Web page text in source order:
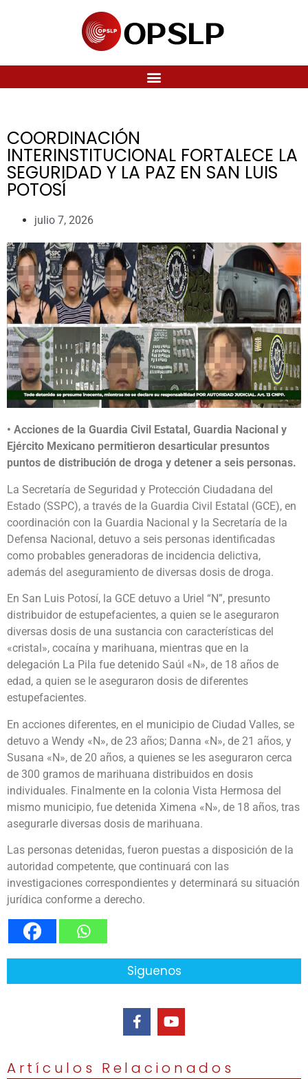
COORDINACIÓN
INTERINSTITUCIONAL FORTALECE LA
SEGURIDAD Y LA PAZ EN SAN LUIS
POTOSÍ
julio 7, 2026
• Acciones de la Guardia Civil Estatal, Guardia Nacional y
Ejército Mexicano permitieron desarticular presuntos
puntos de distribución de droga y detener a seis personas.
La Secretaría de Seguridad y Protección Ciudadana del
Estado (SSPC), a través de la Guardia Civil Estatal (GCE), en
coordinación con la Guardia Nacional y la Secretaría de la
Defensa Nacional, detuvo a seis personas identificadas
como probables generadoras de incidencia delictiva,
además del aseguramiento de diversas dosis de droga.
En San Luis Potosí, la GCE detuvo a Uriel “N”, presunto
distribuidor de estupefacientes, a quien se le aseguraron
diversas dosis de una sustancia con características del
«cristal», cocaína y marihuana, mientras que en la
delegación La Pila fue detenido Saúl «N», de 18 años de
edad, a quien se le aseguraron dosis de diferentes
estupefacientes.
En acciones diferentes, en el municipio de Ciudad Valles, se
detuvo a Wendy «N», de 23 años; Danna «N», de 21 años, y
Susana «N», de 20 años, a quienes se les aseguraron cerca
de 300 gramos de marihuana distribuidos en dosis
individuales. Finalmente en la colonia Vista Hermosa del
mismo municipio, fue detenida Ximena «N», de 18 años, tras
asegurarle diversas dosis de marihuana.
Las personas detenidas, fueron puestas a disposición de la
autoridad competente, que continuará con las
investigaciones correspondientes y determinará su situación
jurídica conforme a derecho.
Siguenos
Artículos Relacionados